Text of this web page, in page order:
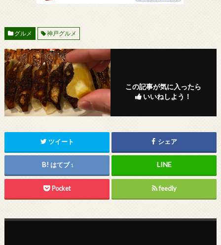
グルメ 神戸グルメ
この記事が気に入ったら
いいねしよう！
ツイート シェア
はてブ 1
Pocket feedly